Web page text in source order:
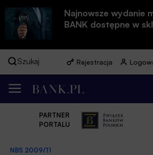
Najnowsze wydanie
BANK dostępne w
Szukaj Rejestracja
PARTNER
PORTALU
NBS 2009/11